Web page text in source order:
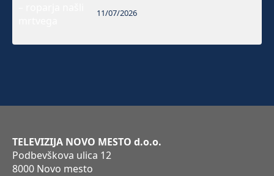
11/07/2026
TELEVIZIJA NOVO MESTO d.o.o.
Podbevškova ulica 12
8000 Novo mesto